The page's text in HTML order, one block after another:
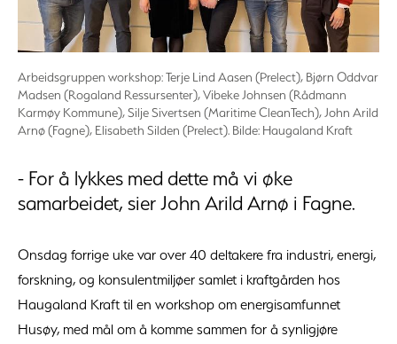
Arbeidsgruppen workshop: Terje Lind Aasen (Prelect), Bjørn Oddvar
Madsen (Rogaland Ressursenter), Vibeke Johnsen (Rådmann
Karmøy Kommune), Silje Sivertsen (Maritime CleanTech), John Arild
Arnø (Fagne), Elisabeth Silden (Prelect). Bilde: Haugaland Kraft
- For å lykkes med dette må vi øke
samarbeidet, sier John Arild Arnø i Fagne.
Onsdag forrige uke var over 40 deltakere fra industri, energi,
forskning, og konsulentmiljøer samlet i kraftgården hos
Haugaland Kraft til en workshop om energisamfunnet
Husøy, med mål om å komme sammen for å synligjøre